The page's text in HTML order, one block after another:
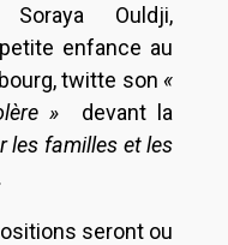
Soraya Ouldji,
enfance au
twitte son «
» devant la
les familles et les
seront ou